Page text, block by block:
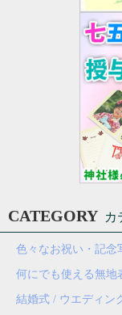
CATEGORY カ
色々なお祝い・記念
何にでも使える無地
結婚式 / ウエディン